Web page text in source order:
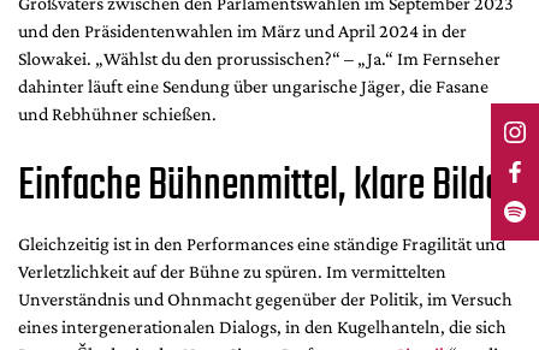
und den Präsidentenwahlen im März und April 2024 in der
Slowakei. „Wählst du den prorussischen?“ – „Ja.“ Im Fernseher
dahinter läuft eine Sendung über ungarische Jäger, die Fasane
und Rebhühner schießen.
Einfache Bühnenmittel, klare Bilder
Gleichzeitig ist in den Performances eine ständige Fragilität und
Verletzlichkeit auf der Bühne zu spüren. Im vermittelten
Unverständnis und Ohnmacht gegenüber der Politik, im Versuch
eines intergenerationalen Dialogs, in den Kugelhanteln, die sich